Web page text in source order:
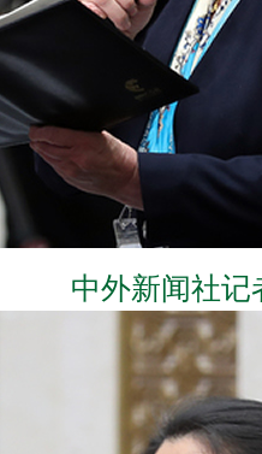
中外新闻社记